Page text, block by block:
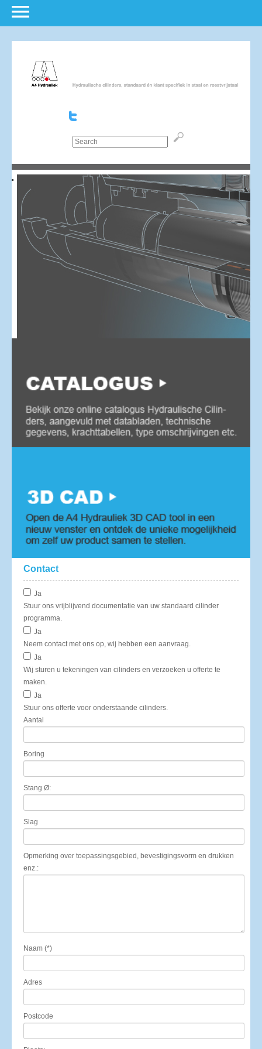
Contact
Ja
Stuur ons vrijblijvend documentatie van uw standaard cilinder
programma.
Ja
Neem contact met ons op, wij hebben een aanvraag.
Ja
Wij sturen u tekeningen van cilinders en verzoeken u offerte te
maken.
Ja
Stuur ons offerte voor onderstaande cilinders.
Aantal
Boring
Stang Ø:
Slag
Opmerking over toepassingsgebied, bevestigingsvorm en drukken
enz.:
Naam (*)
Adres
Postcode